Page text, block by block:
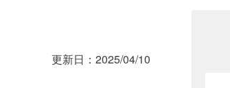
更新日： 2025/04/10